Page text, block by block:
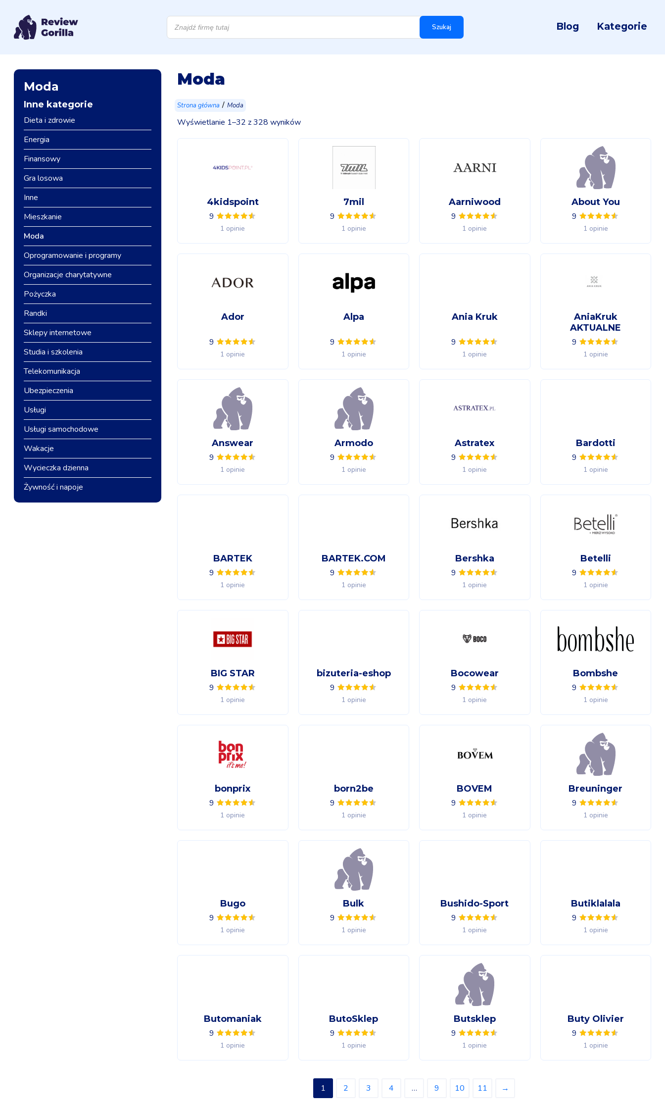
Wyszukiwarka
produktów Szukaj Blog Kategorie
Moda
Inne kategorie
Dieta i zdrowie
Energia
Finansowy
Gra losowa
Inne
Mieszkanie
Moda
Oprogramowanie i programy
Organizacje charytatywne
Pożyczka
Randki
Sklepy internetowe
Studia i szkolenia
Telekomunikacja
Ubezpieczenia
Usługi
Usługi samochodowe
Wakacje
Wycieczka dzienna
Żywność i napoje
Moda
Strona główna / Moda
Wyświetlanie 1–32 z 328 wyników
4kidspoint
9
1 opinie
7mil
9
1 opinie
Aarniwood
9
1 opinie
About You
9
1 opinie
Ador
9
1 opinie
Alpa
9
1 opinie
Ania Kruk
9
1 opinie
AniaKruk
AKTUALNE
9
1 opinie
Answear
9
1 opinie
Armodo
9
1 opinie
Astratex
9
1 opinie
Bardotti
9
1 opinie
BARTEK
9
1 opinie
BARTEK.COM
9
1 opinie
Bershka
9
1 opinie
Betelli
9
1 opinie
BIG STAR
9
1 opinie
bizuteria-eshop
9
1 opinie
Bocowear
9
1 opinie
Bombshe
9
1 opinie
bonprix
9
1 opinie
born2be
9
1 opinie
BOVEM
9
1 opinie
Breuninger
9
1 opinie
Bugo
9
1 opinie
Bulk
9
1 opinie
Bushido-Sport
9
1 opinie
Butiklalala
9
1 opinie
Butomaniak
9
1 opinie
ButoSklep
9
1 opinie
Butsklep
9
1 opinie
Buty Olivier
9
1 opinie
1 2 3 4 … 9 10 11 →